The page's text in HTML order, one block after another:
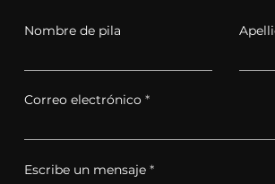
Nombre de pila
Correo electrónico
Escribe un mensaje